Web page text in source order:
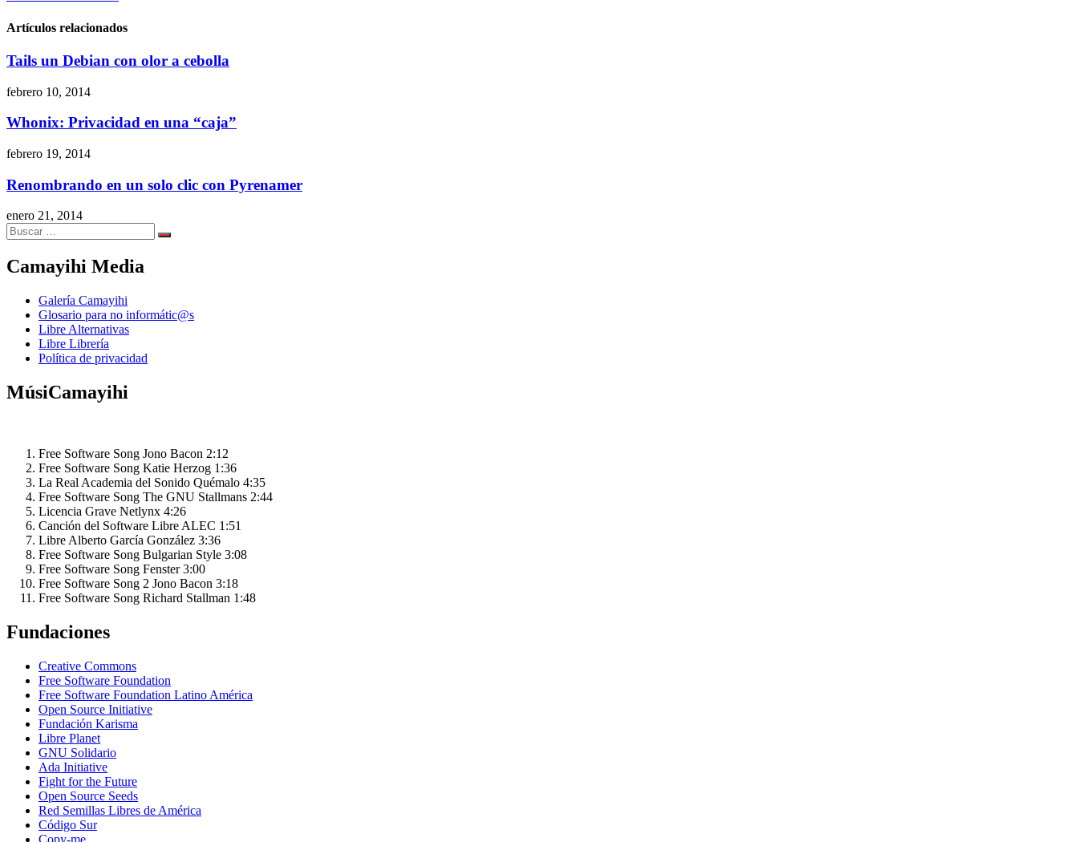
de
entradas
Artículos relacionados
Tails un Debian con olor a cebolla
febrero 10, 2014
Whonix: Privacidad en una “caja”
febrero 19, 2014
Renombrando en un solo clic con Pyrenamer
enero 21, 2014
Search
for:
Search
Camayihi Media
Galería Camayihi
Glosario para no informátic@s
Libre Alternativas
Libre Librería
Política de privacidad
MúsiCamayihi
Free Software Song Jono Bacon 2:12
Free Software Song Katie Herzog 1:36
La Real Academia del Sonido Quémalo 4:35
Free Software Song The GNU Stallmans 2:44
Licencia Grave Netlynx 4:26
Canción del Software Libre ALEC 1:51
Libre Alberto García González 3:36
Free Software Song Bulgarian Style 3:08
Free Software Song Fenster 3:00
Free Software Song 2 Jono Bacon 3:18
Free Software Song Richard Stallman 1:48
Fundaciones
Creative Commons
Free Software Foundation
Free Software Foundation Latino América
Open Source Initiative
Fundación Karisma
Libre Planet
GNU Solidario
Ada Initiative
Fight for the Future
Open Source Seeds
Red Semillas Libres de América
официальный
Código Sur
Copy-me